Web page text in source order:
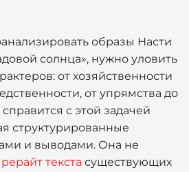
образы Насти
солнца», нужно уловить
от хозяйственности
от упрямства до
с этой задачей
структурированные
и выводами. Она не
рерайт текста существующих